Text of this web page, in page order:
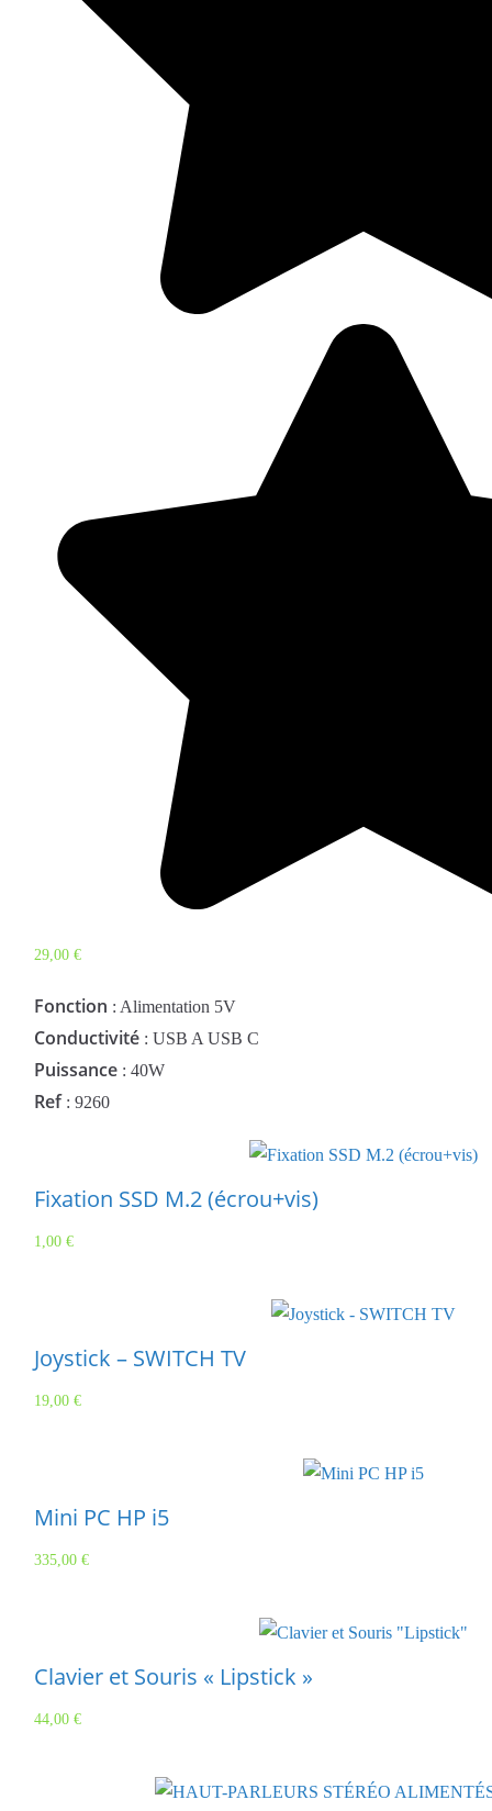
29,00 €
Fonction : Alimentation 5V
Conductivité : USB A USB C
Puissance : 40W
Ref : 9260
Fixation SSD M.2 (écrou+vis)
1,00 €
Joystick – SWITCH TV
19,00 €
Mini PC HP i5
335,00 €
Clavier et Souris « Lipstick »
44,00 €